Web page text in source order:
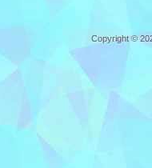
Copyright ©